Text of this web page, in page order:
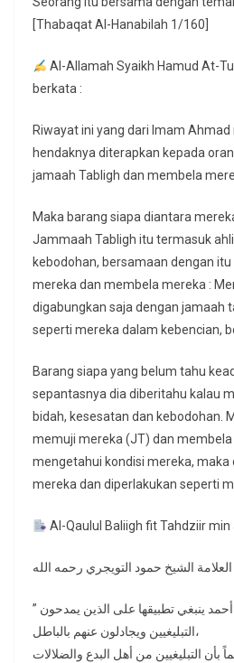
[Thabaqat Al-Hanabilah 1/160]
Al-Allamah Syaikh Hamud At-
berkata :
Riwayat ini yang dari Imam
hendaknya diterapkan kepada
jamaah Tabligh dan membela
Maka barang siapa diantara
Jammaah Tabligh itu termasuk
kebodohan, bersamaan dengan
mereka dan membela mereka :
digabungkan saja dengan jamaah
seperti mereka dalam kebencian,
Barang siapa yang belum tahu
sepantasnya dia diberitahu kalau
bidah, kesesatan dan kebodohan.
memuji mereka (JT) dan
mengetahui kondisi mereka, maka
mereka dan diperlakukan seperti
Al-Qaulul Baliigh fit Tahdziir
” وهذه الرواية عن الإمام أحمد ينبغي تطبيقها على الذين يمدحون
التبليغيين ويجادلون عنهم بالباطل،
بأن التبليغيين من أهل البدع والضلالات